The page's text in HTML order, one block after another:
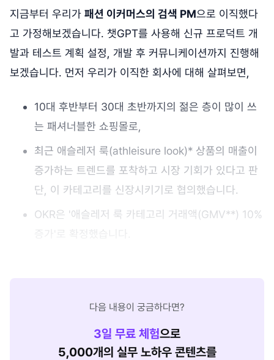
지금부터 우리가 패션 이커머스의 검색 PM으로 이직했다
고 가정해보겠습니다. 챗GPT를 사용해 신규 프로덕트 개
발과 테스트 계획 설정, 개발 후 커뮤니케이션까지 진행해
보겠습니다. 먼저 우리가 이직한 회사에 대해 살펴보면,
10대 후반부터 30대 초반까지의 젊은 층이 많이 쓰
는 패셔너블한 쇼핑몰로,
최근 애슬레저 룩(athleisure look)* 상품의 매출이
증가하는 트렌드를 포착하고 시장 기회가 있다고 판
단, 이 카테고리를 신장시키기로 협의했습니다.
OKR은 '애슬레저 룩 카테고리 거래액(GMV**) 10%
증가'로 확정했습니다.
다음 내용이 궁금하다면?
3일 무료 체험으로
5,000개의 실무 노하우 콘텐츠를